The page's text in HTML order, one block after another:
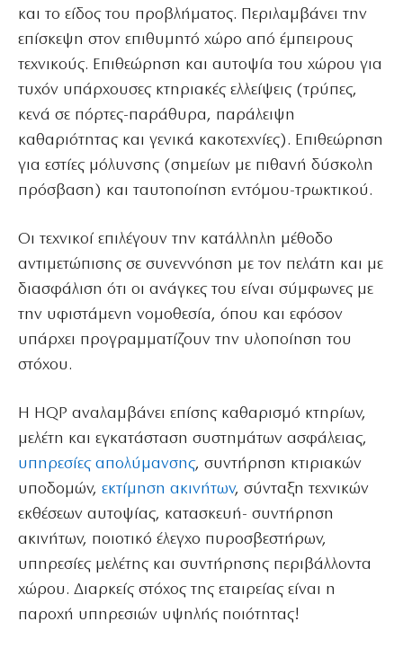
και το είδος του προβλήματος. Περιλαμβάνει την
επίσκεψη στον επιθυμητό χώρο από έμπειρους
τεχνικούς. Επιθεώρηση και αυτοψία του χώρου για
τυχόν υπάρχουσες κτηριακές ελλείψεις (τρύπες,
κενά σε πόρτες-παράθυρα, παράλειψη
καθαριότητας και γενικά κακοτεχνίες). Επιθεώρηση
για εστίες μόλυνσης (σημείων με πιθανή δύσκολη
πρόσβαση) και ταυτοποίηση εντόμου-τρωκτικού.
Οι τεχνικοί επιλέγουν την κατάλληλη μέθοδο
αντιμετώπισης σε συνεννόηση με τον πελάτη και με
διασφάλιση ότι οι ανάγκες του είναι σύμφωνες με
την υφιστάμενη νομοθεσία, όπου και εφόσον
υπάρχει προγραμματίζουν την υλοποίηση του
στόχου.
Η HQP αναλαμβάνει επίσης καθαρισμό κτηρίων,
μελέτη και εγκατάσταση συστημάτων ασφάλειας,
υπηρεσίες απολύμανσης, συντήρηση κτιριακών
υποδομών, εκτίμηση ακινήτων, σύνταξη τεχνικών
εκθέσεων αυτοψίας, κατασκευή- συντήρηση
ακινήτων, ποιοτικό έλεγχο πυροσβεστήρων,
υπηρεσίες μελέτης και συντήρησης περιβάλλοντα
χώρου. Διαρκείς στόχος της εταιρείας είναι η
παροχή υπηρεσιών υψηλής ποιότητας!